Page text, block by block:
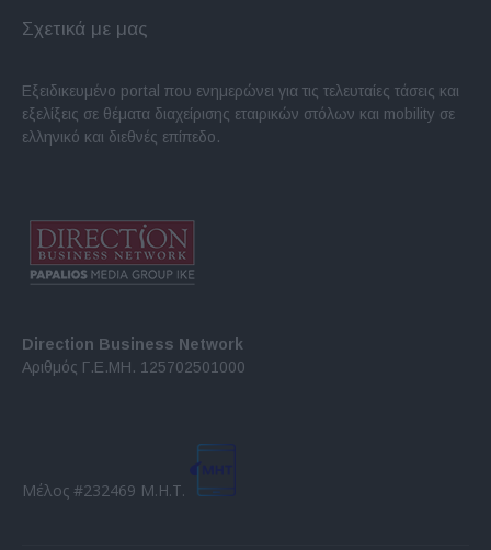
Σχετικά με μας
Εξειδικευμένο portal που ενημερώνει για τις τελευταίες τάσεις και
εξελίξεις σε θέματα διαχείρισης εταιρικών στόλων και mobility σε
ελληνικό και διεθνές επίπεδο.
Direction Business Network
Αριθμός Γ.Ε.ΜΗ. 125702501000
Μέλος #232469 Μ.Η.Τ.